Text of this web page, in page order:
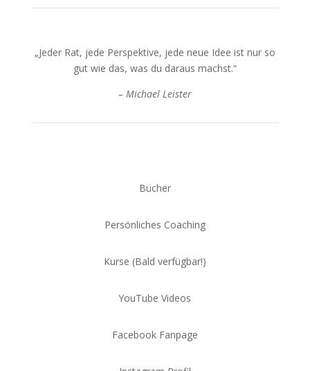
„Jeder Rat, jede Perspektive, jede neue Idee ist nur so
gut wie das, was du daraus machst.“
– Michael Leister
Bücher
Persönliches Coaching
Kurse (Bald verfügbar!)
YouTube Videos
Facebook Fanpage